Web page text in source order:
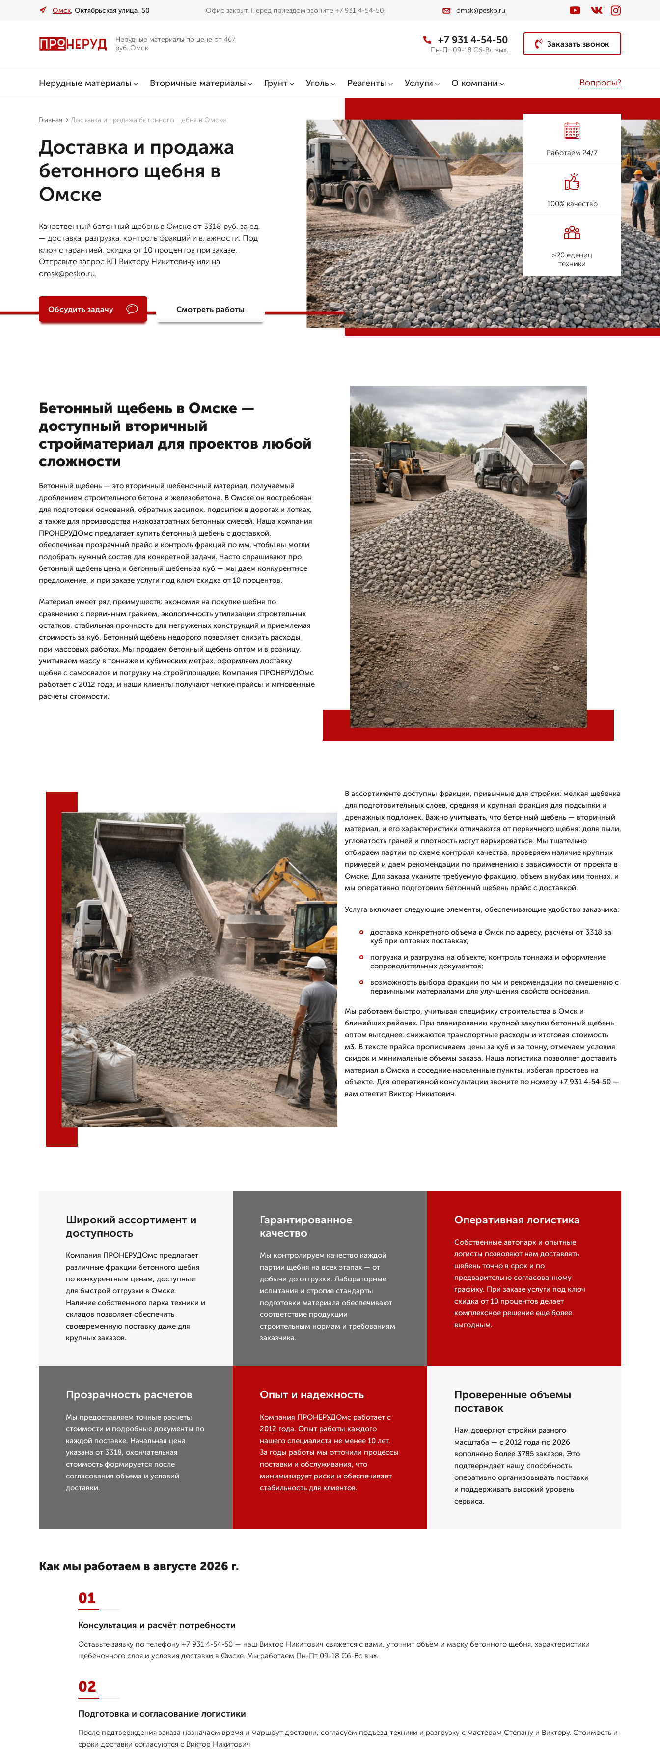
Омск, Октябрьская улица, 50 Офис закрыт. Перед приездом звоните +7 931 4-54-50! omsk@pesko.ru
Нерудные материалы по цене от 467
руб. Омск
+7 931 4-54-50
Пн-Пт 09-18 Сб-Вс вых.
Заказать звонок
Нерудные материалы Вторичные материалы Грунт Уголь Реагенты Услуги О компани Вопросы?
Главная Доставка и продажа бетонного щебня в Омске
Доставка и продажа
бетонного щебня в
Омске
Качественный бетонный щебень в Омске от 3318 руб. за ед.
— доставка, разгрузка, контроль фракций и влажности. Под
ключ с гарантией, скидка от 10 процентов при заказе.
Отправьте запрос КП Виктору Никитовичу или на
omsk@pesko.ru.
Обсудить задачу Смотреть работы
Работаем 24/7
100% качество
>20 едениц
техники
Бетонный щебень в Омске —
доступный вторичный
стройматериал для проектов любой
сложности
Бетонный щебень — это вторичный щебеночный материал, получаемый
дроблением строительного бетона и железобетона. В Омске он востребован
для подготовки оснований, обратных засыпок, подсыпок в дорогах и лотках,
а также для производства низкозатратных бетонных смесей. Наша компания
ПРОНЕРУДОмс предлагает купить бетонный щебень с доставкой,
обеспечивая прозрачный прайс и контроль фракций по мм, чтобы вы могли
подобрать нужный состав для конкретной задачи. Часто спрашивают про
бетонный щебень цена и бетонный щебень за куб — мы даем конкурентное
предложение, и при заказе услуги под ключ скидка от 10 процентов.
Материал имеет ряд преимуществ: экономия на покупке щебня по
сравнению с первичным гравием, экологичность утилизации строительных
остатков, стабильная прочность для негруженых конструкций и приемлемая
стоимость за куб. Бетонный щебень недорого позволяет снизить расходы
при массовых работах. Мы продаем бетонный щебень оптом и в розницу,
учитываем массу в тоннаже и кубических метрах, оформляем доставку
щебня с самосвалов и погрузку на стройплощадке. Компания ПРОНЕРУДОмс
работает с 2012 года, и наши клиенты получают четкие прайсы и мгновенные
расчеты стоимости.
В ассортименте доступны фракции, привычные для стройки: мелкая щебенка
для подготовительных слоев, средняя и крупная фракция для подсыпки и
дренажных подложек. Важно учитывать, что бетонный щебень — вторичный
материал, и его характеристики отличаются от первичного щебня: доля пыли,
угловатость граней и плотность могут варьироваться. Мы тщательно
отбираем партии по схеме контроля качества, проверяем наличие крупных
примесей и даем рекомендации по применению в зависимости от проекта в
Омске. Для заказа укажите требуемую фракцию, объем в кубах или тоннах, и
мы оперативно подготовим бетонный щебень прайс с доставкой.
Услуга включает следующие элементы, обеспечивающие удобство заказчика:
доставка конкретного объема в Омск по адресу, расчеты от 3318 за
куб при оптовых поставках;
погрузка и разгрузка на объекте, контроль тоннажа и оформление
сопроводительных документов;
возможность выбора фракции по мм и рекомендации по смешению с
первичными материалами для улучшения свойств основания.
Мы работаем быстро, учитывая специфику строительства в Омск и
ближайших районах. При планировании крупной закупки бетонный щебень
оптом выгоднее: снижаются транспортные расходы и итоговая стоимость
м3. В тексте прайса прописываем цены за куб и за тонну, отмечаем условия
скидок и минимальные объемы заказа. Наша логистика позволяет доставить
материал в Омска и соседние населенные пункты, избегая простоев на
объекте. Для оперативной консультации звоните по номеру +7 931 4-54-50 —
вам ответит Виктор Никитович.
Широкий ассортимент и
доступность
Компания ПРОНЕРУДОмс предлагает
различные фракции бетонного щебня
по конкурентным ценам, доступные
для быстрой отгрузки в Омске.
Наличие собственного парка техники и
складов позволяет обеспечить
своевременную поставку даже для
крупных заказов.
Гарантированное
качество
Мы контролируем качество каждой
партии щебня на всех этапах — от
добычи до отгрузки. Лабораторные
испытания и строгие стандарты
подготовки материала обеспечивают
соответствие продукции
строительным нормам и требованиям
заказчика.
Оперативная логистика
Собственные автопарк и опытные
логисты позволяют нам доставлять
щебень точно в срок и по
предварительно согласованному
графику. При заказе услуги под ключ
скидка от 10 процентов делает
комплексное решение еще более
выгодным.
Прозрачность расчетов
Мы предоставляем точные расчеты
стоимости и подробные документы по
каждой поставке. Начальная цена
указана от 3318, окончательная
стоимость формируется после
согласования объема и условий
доставки.
Опыт и надежность
Компания ПРОНЕРУДОмс работает с
2012 года. Опыт работы каждого
нашего специалиста не менее 10 лет.
За годы работы мы отточили процессы
поставки и обслуживания, что
минимизирует риски и обеспечивает
стабильность для клиентов.
Проверенные объемы
поставок
Нам доверяют стройки разного
масштаба — с 2012 года по 2026
вополнено более 3785 заказов. Это
подтверждает нашу способность
оперативно организовывать поставки
и поддерживать высокий уровень
сервиса.
Как мы работаем в августе 2026 г.
01
Консультация и расчёт потребности
Оставьте заявку по телефону +7 931 4-54-50 — наш Виктор Никитович свяжется с вами, уточнит объём и марку бетонного щебня, характеристики
щебёночного слоя и условия доставки в Омске. Мы работаем Пн-Пт 09-18 Сб-Вс вых.
02
Подготовка и согласование логистики
После подтверждения заказа назначаем время и маршрут доставки, согласуем подъезд техники и разгрузку с мастерам Степану и Виктору. Стоимость и
сроки доставки согласуются с Виктор Никитович